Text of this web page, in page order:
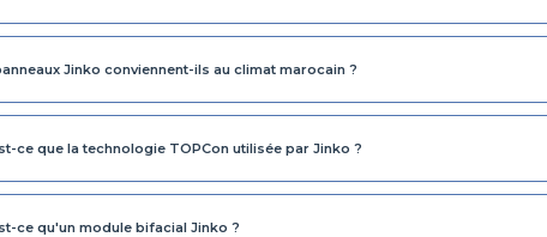
Jinko conviennent-ils au climat marocain ?
ce que la technologie TOPCon utilisée par Jinko ?
ce qu'un module bifacial Jinko ?